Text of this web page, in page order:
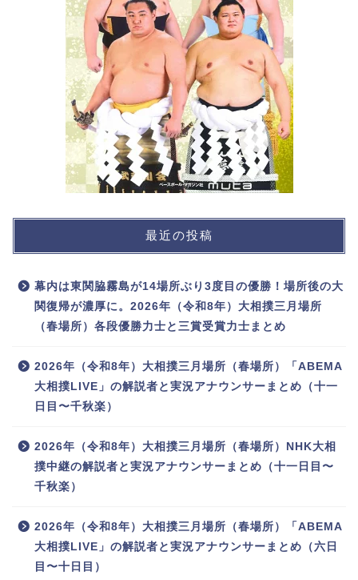
最近の投稿
幕内は東関脇霧島が14場所ぶり3度目の優勝！場所後の大
関復帰が濃厚に。2026年（令和8年）大相撲三月場所
（春場所）各段優勝力士と三賞受賞力士まとめ
2026年（令和8年）大相撲三月場所（春場所）「ABEMA
大相撲LIVE」の解説者と実況アナウンサーまとめ（十一
日目〜千秋楽）
2026年（令和8年）大相撲三月場所（春場所）NHK大相
撲中継の解説者と実況アナウンサーまとめ（十一日目〜
千秋楽）
2026年（令和8年）大相撲三月場所（春場所）「ABEMA
大相撲LIVE」の解説者と実況アナウンサーまとめ（六日
目〜十日目）